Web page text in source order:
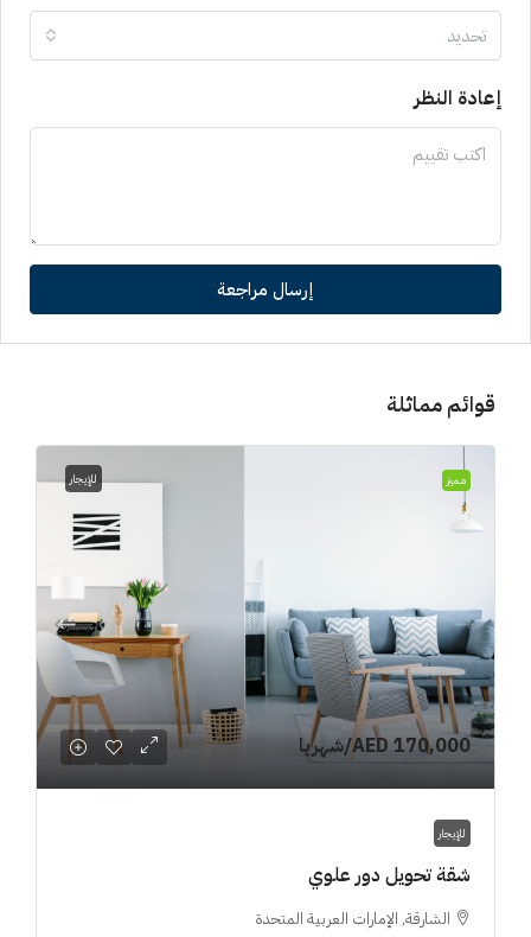
تحديد
إعادة النظر
إرسال مراجعة
قوائم مماثلة
مميز للإيجار
AED 170,000/شهريا
للإيجار
شقة تحويل دور علوي
الشارقة, الإمارات العربية المتحدة